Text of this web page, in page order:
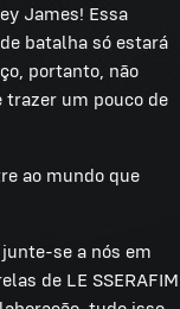
James! Essa
batalha só estará
portanto, não
trazer um pouco de
ao mundo que
se a nós em
de LE SSERAFIM